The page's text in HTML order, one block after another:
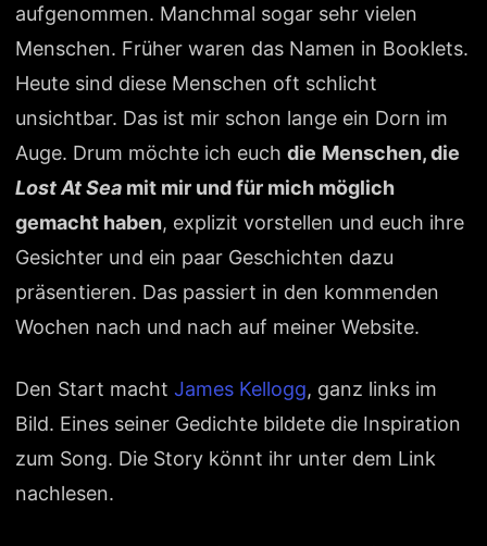
aufgenommen. Manchmal sogar sehr vielen
Menschen. Früher waren das Namen in Booklets.
Heute sind diese Menschen oft schlicht
unsichtbar. Das ist mir schon lange ein Dorn im
Auge. Drum möchte ich euchdie Menschen, die
Lost At Sea mit mir und für mich möglich
gemacht haben, explizit vorstellen und euch ihre
Gesichter und ein paar Geschichten dazu
präsentieren. Das passiert in den kommenden
Wochen nach und nach auf meiner Website.
Den Start machtJames Kellogg, ganz links im
Bild. Eines seiner Gedichte bildete die Inspiration
zum Song. Die Story könnt ihr unter dem Link
nachlesen.